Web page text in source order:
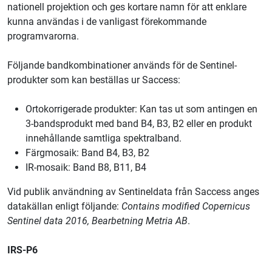
nationell projektion och ges kortare namn för att enklare
kunna användas i de vanligast förekommande
programvarorna.
Följande bandkombinationer används för de Sentinel-
produkter som kan beställas ur Saccess:
Ortokorrigerade produkter: Kan tas ut som antingen en
3-bandsprodukt med band B4, B3, B2 eller en produkt
innehållande samtliga spektralband.
Färgmosaik: Band B4, B3, B2
IR-mosaik: Band B8, B11, B4
Vid publik användning av Sentineldata från Saccess anges
datakällan enligt följande: Contains modified Copernicus
Sentinel data 2016, Bearbetning Metria AB.
IRS-P6